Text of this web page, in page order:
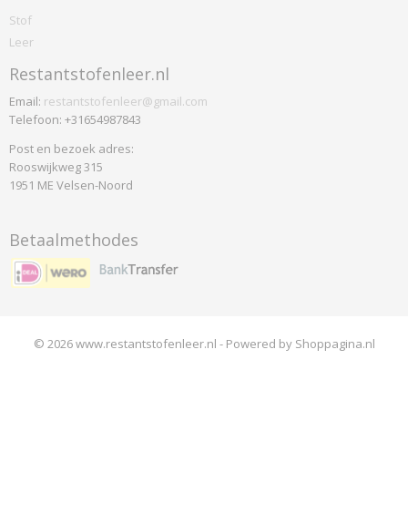
Stof
Leer
Restantstofenleer.nl
Email: restantstofenleer@gmail.com
Telefoon: +31654987843
Post en bezoek adres:
Rooswijkweg 315
1951 ME Velsen-Noord
Betaalmethodes
© 2026 www.restantstofenleer.nl - Powered by Shoppagina.nl